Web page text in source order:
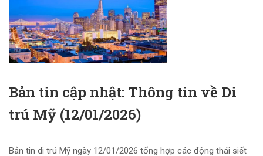
Bản tin cập nhật: Thông tin về Di
trú Mỹ (12/01/2026)
Bản tin di trú Mỹ ngày 12/01/2026 tổng hợp các động thái siết